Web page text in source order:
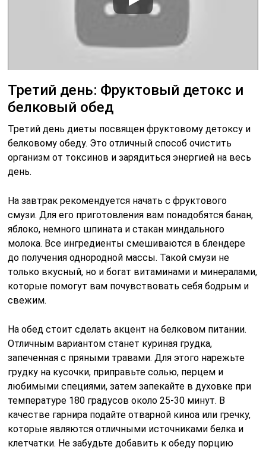
Третий день: Фруктовый детокс и
белковый обед
Третий день диеты посвящен фруктовому детоксу и
белковому обеду. Это отличный способ очистить
организм от токсинов и зарядиться энергией на весь
день.
На завтрак рекомендуется начать с фруктового
смузи. Для его приготовления вам понадобятся банан,
яблоко, немного шпината и стакан миндального
молока. Все ингредиенты смешиваются в блендере
до получения однородной массы. Такой смузи не
только вкусный, но и богат витаминами и минералами,
которые помогут вам почувствовать себя бодрым и
свежим.
На обед стоит сделать акцент на белковом питании.
Отличным вариантом станет куриная грудка,
запеченная с пряными травами. Для этого нарежьте
грудку на кусочки, приправьте солью, перцем и
любимыми специями, затем запекайте в духовке при
температуре 180 градусов около 25-30 минут. В
качестве гарнира подайте отварной киноа или гречку,
которые являются отличными источниками белка и
клетчатки. Не забудьте добавить к обеду порцию